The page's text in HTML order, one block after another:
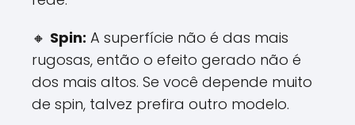
🔸 Spin: A superfície não é das mais
rugosas, então o efeito gerado não é
dos mais altos. Se você depende muito
de spin, talvez prefira outro modelo.